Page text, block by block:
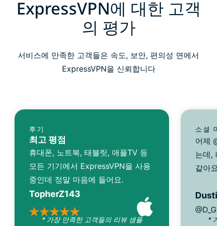
ExpressVPN에 대한 고객
의 평가
서비스에 만족한 고객들은 속도, 보안, 편의성 면에서
ExpressVPN을 신뢰합니다
후기
최고 평점
휴대폰, 노트북, 태블릿, 애플TV 등
모든 기기에서 ExpressVPN을 사용
중인데 정말 마음에 들어요.
TopherZ143
* 가장 만족한 고객들의 리뷰 샘플
소셜
어제
는데,
같아
*